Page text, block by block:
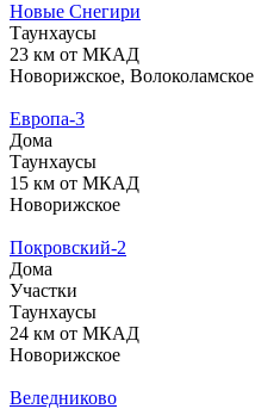
Новые Снегири
Таунхаусы
23 км от МКАД
Новорижское, Волоколамское
Европа-3
Дома
Таунхаусы
15 км от МКАД
Новорижское
Покровский-2
Дома
Участки
Таунхаусы
24 км от МКАД
Новорижское
Веледниково